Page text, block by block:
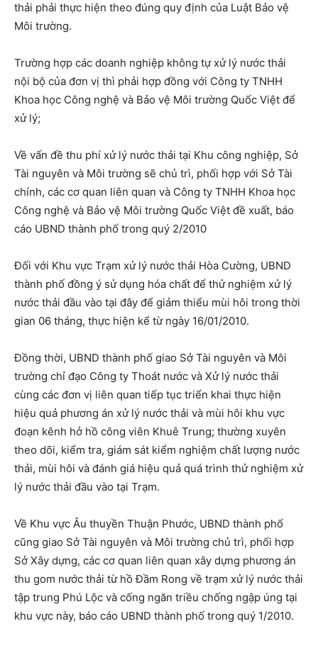
thải phải thực hiện theo đúng quy định của Luật Bảo vệ
Môi trường.
Trường hợp các doanh nghiệp không tự xử lý nước thải
nội bộ của đơn vị thì phải hợp đồng với Công ty TNHH
Khoa học Công nghệ và Bảo vệ Môi trường Quốc Việt để
xử lý;
Về vấn đề thu phí xử lý nước thải tại Khu công nghiệp, Sở
Tài nguyên và Môi trường sẽ chủ trì, phối hợp với Sở Tài
chính, các cơ quan liên quan và Công ty TNHH Khoa học
Công nghệ và Bảo vệ Môi trường Quốc Việt đề xuất, báo
cáo UBND thành phố trong quý 2/2010
Đối với Khu vực Trạm xử lý nước thải Hòa Cường, UBND
thành phố đồng ý sử dụng hóa chất để thử nghiệm xử lý
nước thải đầu vào tại đây để giảm thiểu mùi hôi trong thời
gian 06 tháng, thực hiện kể từ ngày 16/01/2010.
Đồng thời, UBND thành phố giao Sở Tài nguyên và Môi
trường chỉ đạo Công ty Thoát nước và Xử lý nước thải
cùng các đơn vị liên quan tiếp tục triển khai thực hiện
hiệu quả phương án xử lý nước thải và mùi hôi khu vực
đoạn kênh hở hồ công viên Khuê Trung; thường xuyên
theo dõi, kiểm tra, giám sát kiểm nghiệm chất lượng nước
thải, mùi hôi và đánh giá hiệu quả quá trình thử nghiệm xử
lý nước thải đầu vào tại Trạm.
Về Khu vực Âu thuyền Thuận Phước, UBND thành phố
cũng giao Sở Tài nguyên và Môi trường chủ trì, phối hợp
Sở Xây dựng, các cơ quan liên quan xây dựng phương án
thu gom nước thải từ hồ Đầm Rong về trạm xử lý nước thải
tập trung Phú Lộc và cống ngăn triều chống ngập úng tại
khu vực này, báo cáo UBND thành phố trong quý 1/2010.